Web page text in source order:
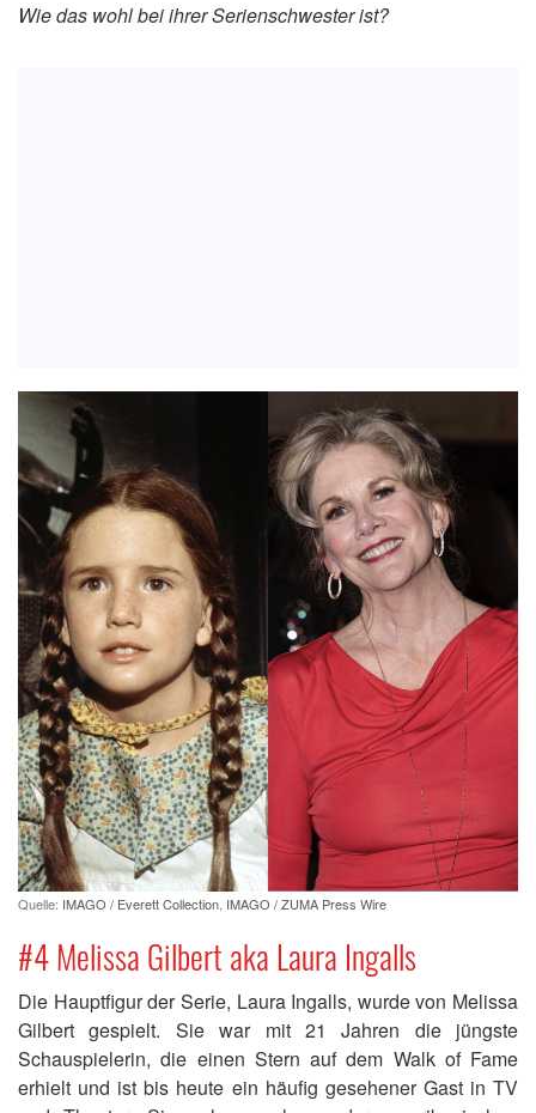
Wie das wohl bei ihrer Serienschwester ist?
Quelle: IMAGO / Everett Collection IMAGO / ZUMA Press Wire
#4 Melissa Gilbert aka Laura Ingalls
Die Hauptfigur der Serie, Laura Ingalls, wurde von Melissa
Gilbert gespielt. Sie war mit 21 Jahren die jüngste
Schauspielerin, die einen Stern auf dem Walk of Fame
erhielt und ist bis heute ein häufig gesehener Gast in TV